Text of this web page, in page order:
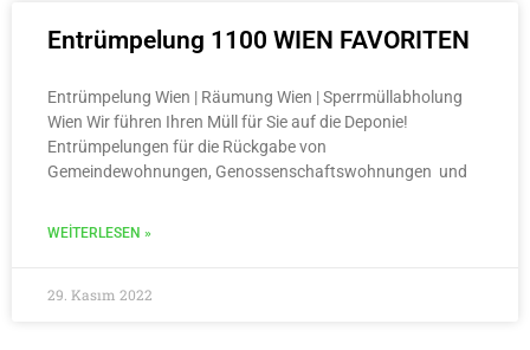
Entrümpelung 1100 WIEN FAVORITEN
Entrümpelung Wien | Räumung Wien | Sperrmüllabholung
Wien Wir führen Ihren Müll für Sie auf die Deponie!
Entrümpelungen für die Rückgabe von
Gemeindewohnungen, Genossenschaftswohnungen und
WEITERLESEN »
29. Kasım 2022